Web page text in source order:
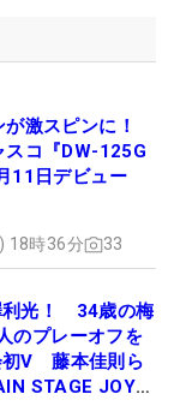
激スピンに！
スコ『DW-125G
11日デビュー
18時36分 33
利光！ 34歳の梅
のプレーオフを
初V 藤本佳則ら
STAGE JOYX